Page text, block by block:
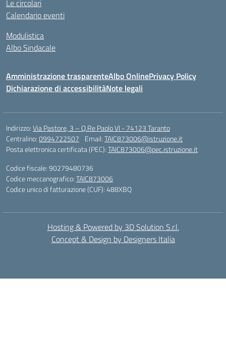
Le circolari
Calendario eventi
Modulistica
Albo Sindacale
Amministrazione trasparenteAlbo OnlinePrivacy Policy
Dichiarazione di accessibilitàNote legali
Indirizzo:Via Pastore, 3 – Q.Re Paolo VI - 74123 Taranto
Centralino:0994722507 Email:TAIC873006@istruzione.it
Posta elettronica certificata (PEC):TAIC873006@pec.istruzione.it
Codice fiscale: 90279480736
Codice meccanografico:TAIC873006
Codice unico di fatturazione (CUF): 488XBQ
Hosting & Powered by 3D Solution S.r.l.
Concept & Design by Designers Italia